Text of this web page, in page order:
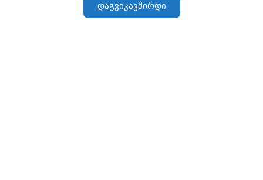
დაგვიკავშირდი